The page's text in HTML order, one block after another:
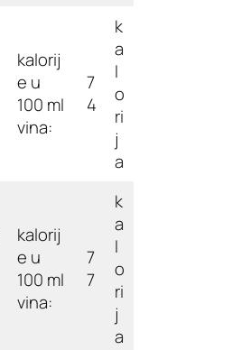
kalorij
e u
100 ml
vina:
7
4
k
a
l
o
ri
j
a
kalorij
e u
100 ml
vina:
7
7
k
a
l
o
ri
j
a